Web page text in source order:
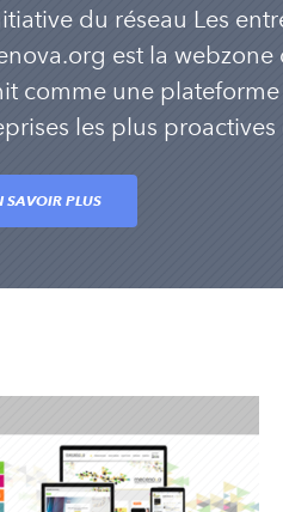
du réseau Les
est la
comme une
les plus
SAVOIR PLUS